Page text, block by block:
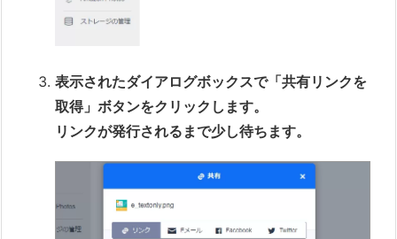
表示されたダイアログボックスで「共有リンクを
取得」ボタンをクリックします。
リンクが発行されるまで少し待ちます。